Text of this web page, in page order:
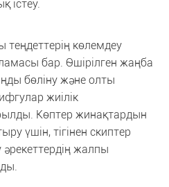
істеу.
теңдеттерің көлемдеу
бар. Өшірілген жаңба
бөліну және олты
жиілік
Көптер жинақтардын
үшін, тігінен скиптер
жалпы